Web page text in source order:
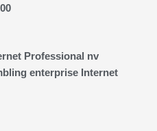
Professional nv
enterprise Internet